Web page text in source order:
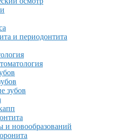
и периодонтита
зубов
и новообразований